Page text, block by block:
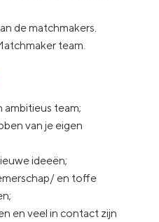
de matchmakers.
team.
ambitieus team;
van je eigen
ideeën;
en toffe
en veel in contact zijn